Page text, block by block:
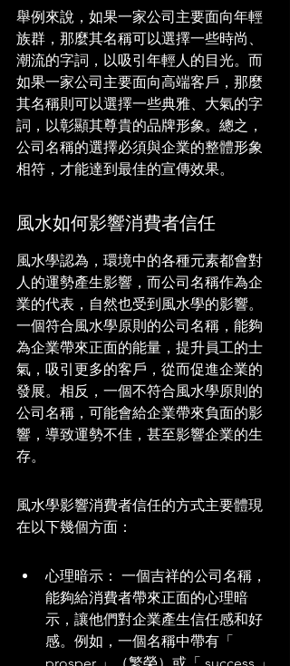
舉例來說，如果一家公司主要面向年輕
族群，那麼其名稱可以選擇一些時尚、
潮流的字詞，以吸引年輕人的目光。而
如果一家公司主要面向高端客戶，那麼
其名稱則可以選擇一些典雅、大氣的字
詞，以彰顯其尊貴的品牌形象。總之，
公司名稱的選擇必須與企業的整體形象
相符，才能達到最佳的宣傳效果。
風水如何影響消費者信任
風水學認為，環境中的各種元素都會對
人的運勢產生影響，而公司名稱作為企
業的代表，自然也受到風水學的影響。
一個符合風水學原則的公司名稱，能夠
為企業帶來正面的能量，提升員工的士
氣，吸引更多的客戶，從而促進企業的
發展。相反，一個不符合風水學原則的
公司名稱，可能會給企業帶來負面的影
響，導致運勢不佳，甚至影響企業的生
存。
風水學影響消費者信任的方式主要體現
在以下幾個方面：
心理暗示： 一個吉祥的公司名稱，
能夠給消費者帶來正面的心理暗
示，讓他們對企業產生信任感和好
感。例如，一個名稱中帶有「